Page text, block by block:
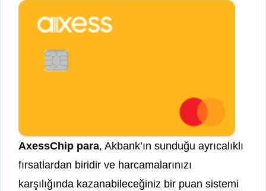
AxessChip para, Akbank’ın sunduğu ayrıcalıklı
fırsatlardan biridir ve harcamalarınızı
karşılığında kazanabileceğiniz bir puan sistemi